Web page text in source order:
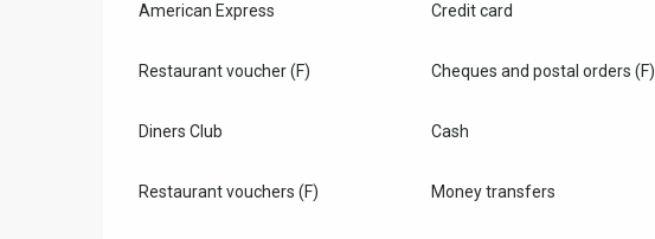
American Express Credit card
Restaurant voucher (F) Cheques and postal orders (F)
Diners Club Cash
Restaurant vouchers (F) Money transfers